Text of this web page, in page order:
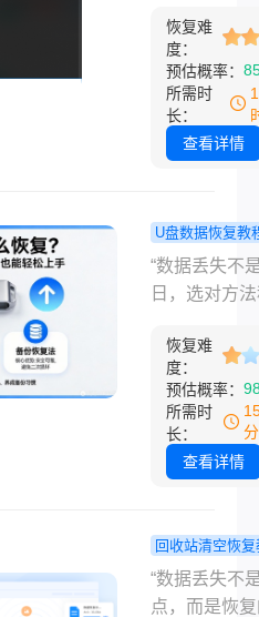
活力。
感无疑是非
的。
南！
种焦虑和束
的感觉足以
何正在进行
工作。无论
保存文件，
都是现代计
户最常见的
一。盲目地
件并非良策
效、安全地
贵空间才是
恢复难
度：
预估概率：
所需时
长：
查看详情
U盘数据恢复教
数据误删怎
复？3种高
白也能轻松
手！
“数据丢失不
日，选对方
是小编，一
互联网行业
年的电脑软
博主。每天
能收到无数
恢复？”“回收
了，数据还
来吗？”作为
恢复难
度：
预估概率：
所需时
长：
查看详情
回收站清空恢
回收站清空
么恢复回来
“数据丢失不
点，而是恢